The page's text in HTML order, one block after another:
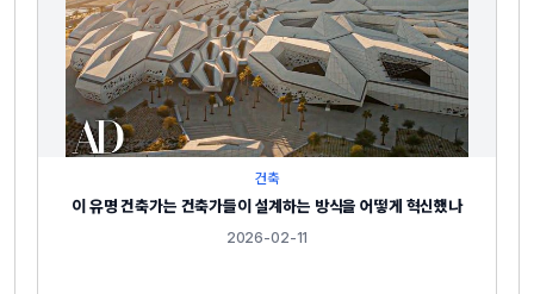
건축
이 유명 건축가는 건축가들이 설계하는 방식을 어떻게 혁신했나
2026-02-11